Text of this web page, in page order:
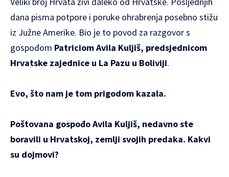
dana pisma potpore i poruke ohrabrenja posebno stižu
iz Južne Amerike. Bio je to povod za razgovor s
gospođom Patriciom Avila Kuljiš, predsjednicom
Hrvatske zajednice u La Pazu u Boliviji.
Evo, što nam je tom prigodom kazala.
Poštovana gospođo Avila Kuljiš, nedavno ste
boravili u Hrvatskoj, zemlji svojih predaka. Kakvi
su dojmovi?